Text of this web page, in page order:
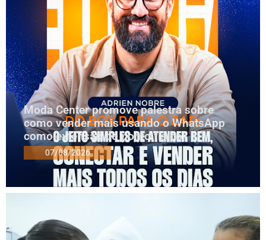
Moda Center promove palestra sobre
como vender mais usando o WhatsApp
como extensão do ponto físico
07/08/2026